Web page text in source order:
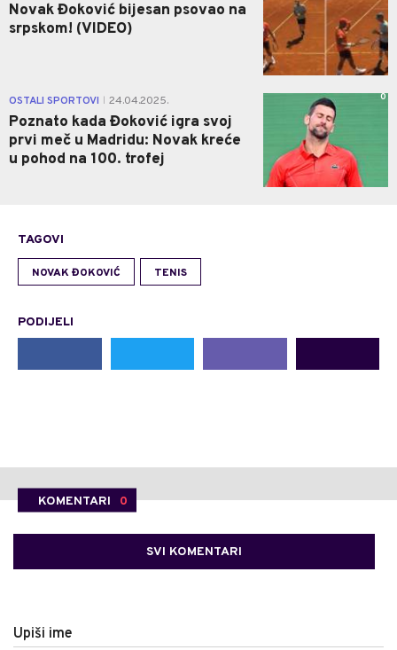
Novak Đoković bijesan psovao na
srpskom! (VIDEO)
OSTALI SPORTOVI 24.04.2025.
Poznato kada Đoković igra svoj
prvi meč u Madridu: Novak kreće
u pohod na 100. trofej
0
TAGOVI
NOVAK ĐOKOVIĆ TENIS
PODIJELI
KOMENTARI 0
SVI KOMENTARI
Upiši ime